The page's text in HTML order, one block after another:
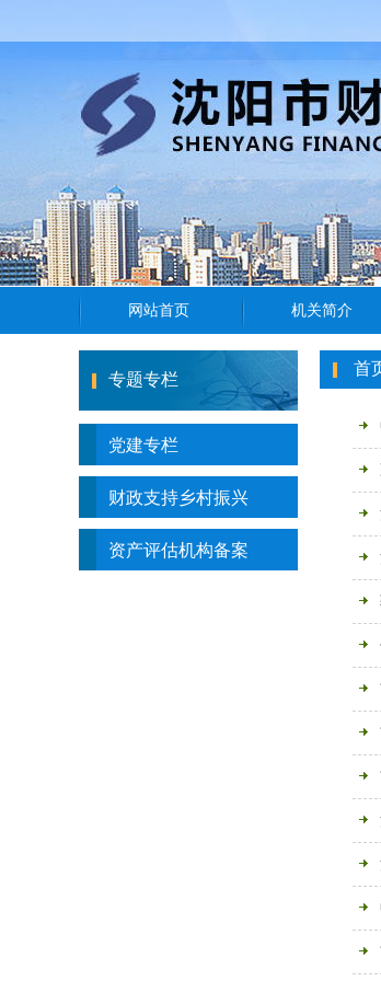
专题专栏
党建专栏
财政支持乡村振兴
资产评估机构备案
首